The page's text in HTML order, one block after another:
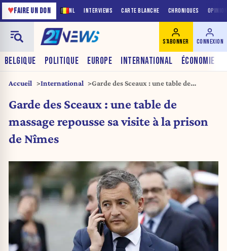
NL INTERVIEWS CARTE BLANCHE CHRONIQUES
♥FAIRE UN DON
BELGIQUE POLITIQUE EUROPE INTERNATIONAL ÉCONOMIE
S'ABONNER CONNEXION
Accueil International
Garde des Sceaux : une table de
de Nîmes
Garde des Sceaux : une table de
massage repousse sa visite à la prison
de Nîmes